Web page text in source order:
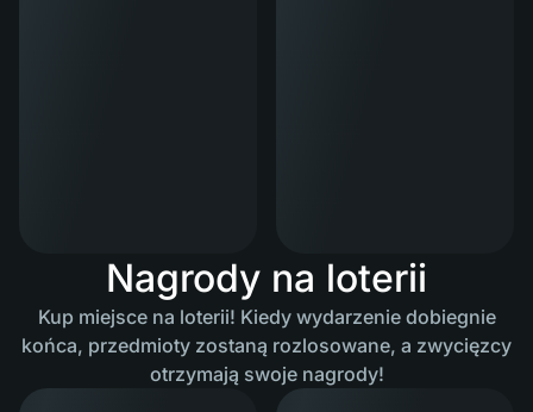
Nagrody na loterii
Kup miejsce na loterii! Kiedy wydarzenie dobiegnie
końca, przedmioty zostaną rozlosowane, a zwycięzcy
otrzymają swoje nagrody!